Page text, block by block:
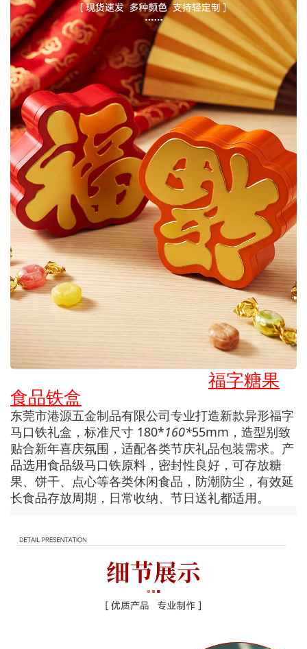
福字糖果
食品铁盒
东莞市港源五金制品有限公司专业打造新款异形福字
马口铁礼盒，标准尺寸 180*160*55mm，造型别致
贴合新年喜庆氛围，适配各类节庆礼品包装需求。产
品选用食品级马口铁原料，密封性良好，可存放糖
果、饼干、点心等各类休闲食品，防潮防尘，有效延
长食品存放周期，日常收纳、节日送礼都适用。